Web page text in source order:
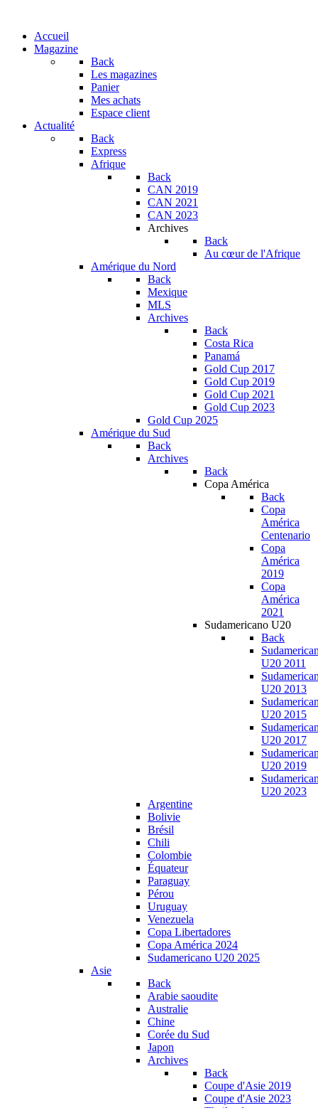
Accueil
Magazine
Back
Les magazines
Panier
Mes achats
Espace client
Actualité
Back
Express
Afrique
Back
CAN 2019
CAN 2021
CAN 2023
Archives
Back
Au cœur de l'Afrique
Amérique du Nord
Back
Mexique
MLS
Archives
Back
Costa Rica
Panamá
Gold Cup 2017
Gold Cup 2019
Gold Cup 2021
Gold Cup 2023
Gold Cup 2025
Amérique du Sud
Back
Archives
Back
Copa América
Back
Copa
América
Centenario
Copa
América
2019
Copa
América
2021
Sudamericano U20
Back
U20 2011
U20 2013
U20 2015
U20 2017
U20 2019
U20 2023
Argentine
Bolivie
Brésil
Chili
Colombie
Équateur
Paraguay
Pérou
Uruguay
Venezuela
Copa Libertadores
Copa América 2024
Sudamericano U20 2025
Asie
Back
Arabie saoudite
Australie
Chine
Corée du Sud
Japon
Archives
Back
Coupe d'Asie 2019
Coupe d'Asie 2023